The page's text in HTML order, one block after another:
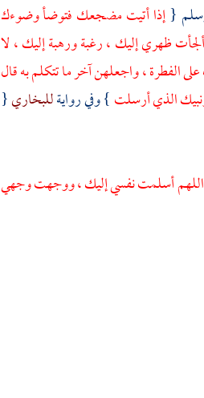
وسلم {إذا أتيت مضجعك فتوضأ وضوءك
ظهري إليك ، رغبة ورهبة إليك ، لا
الفطرة ، واجعلهن آخر ما تتكلم به قال
الذي أرسلت} وفي روايةللبخاري{
: اللهم أسلمت نفسي إليك ، ووجهت وجهي